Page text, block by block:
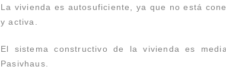
La vivienda es autosuficiente, ya que no está
y activa.
El sistema constructivo de la vivienda es
Pasivhaus.